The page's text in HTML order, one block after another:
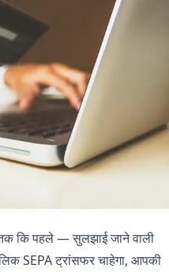
कि पहले — सुलझाई जाने वाली
SEPA ट्रांसफर चाहेगा, आपकी